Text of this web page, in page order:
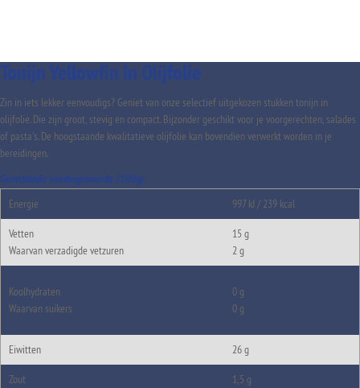
Tonijn Yellowfin In Olijfolie
Zin in iets lekker eenvoudigs? Geniet van onze selectief uitgekozen stukken tonijn in
olijfolie. Die zijn groot, stevig en compact. Bijzonder geschikt voor je voorgerechten, salades
of pasta's. De hoogstaande kwalitatieve olijfolie kan bovendien verwerkt worden in je
bereidingen.
Gemiddelde voedingswaarde /100gr
Energie
997 kJ / 239 kcal
Vetten
Waarvan verzadigde vetzuren
15 g
2 g
Koolhydraten
Waarvan suikers
0 g
0 g
Eiwitten 26 g
Zout 1,5 g